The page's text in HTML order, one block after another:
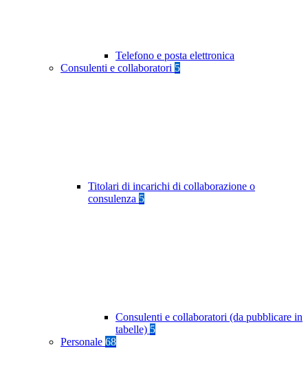
Telefono e posta elettronica
Consulenti e collaboratori 5
Titolari di incarichi di collaborazione o
consulenza 5
Consulenti e collaboratori (da pubblicare in
tabelle) 5
Personale 68